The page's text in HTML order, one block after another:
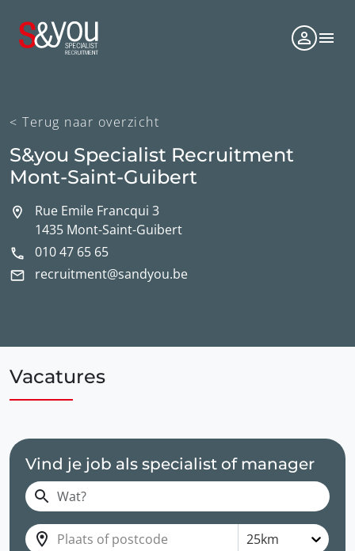
< Terug naar overzicht
S&you Specialist Recruitment
Mont-Saint-Guibert
Rue Emile Francqui 3
1435 Mont-Saint-Guibert
010 47 65 65
recruitment@sandyou.be
Vacatures
Vind je job als specialist of manager
Plaats of postcode 25km